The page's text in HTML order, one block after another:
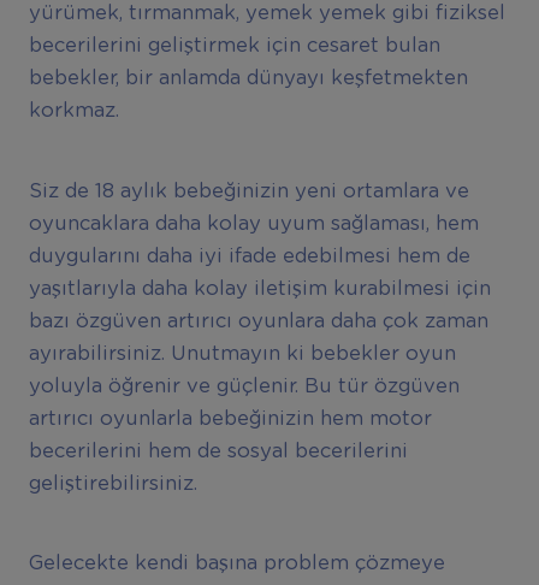
yürümek, tırmanmak, yemek yemek gibi fiziksel
becerilerini geliştirmek için cesaret bulan
bebekler, bir anlamda dünyayı keşfetmekten
korkmaz.
Siz de 18 aylık bebeğinizin yeni ortamlara ve
oyuncaklara daha kolay uyum sağlaması, hem
duygularını daha iyi ifade edebilmesi hem de
yaşıtlarıyla daha kolay iletişim kurabilmesi için
bazı özgüven artırıcı oyunlara daha çok zaman
ayırabilirsiniz. Unutmayın ki bebekler oyun
yoluyla öğrenir ve güçlenir. Bu tür özgüven
artırıcı oyunlarla bebeğinizin hem motor
becerilerini hem de sosyal becerilerini
geliştirebilirsiniz.
Gelecekte kendi başına problem çözmeye